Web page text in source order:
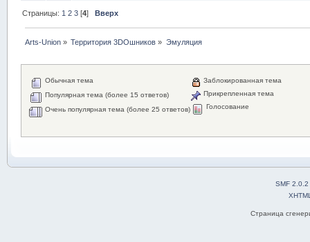
Страницы: 1 2 3 [4]Вверх
Arts-Union » Территория 3DOшников » Эмуляция
Обычная тема
Популярная тема (более 15 ответов)
Очень популярная тема (более 25 ответов)
Заблокированная тема
Прикрепленная тема
Голосование
SMF 2.0.2
Страница